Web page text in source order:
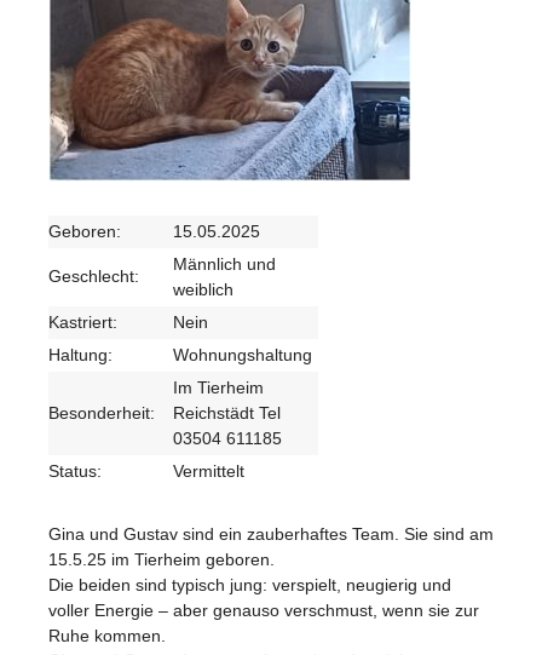
Geboren: 15.05.2025
Geschlecht:
Männlich und
weiblich
Kastriert:
Nein
Haltung:
Wohnungshaltung
Besonderheit:
Im Tierheim
Reichstädt Tel
03504 611185
Status:
Vermittelt
Gina und Gustav sind ein zauberhaftes Team. Sie sind am
15.5.25 im Tierheim geboren.
Die beiden sind typisch jung: verspielt, neugierig und
voller Energie – aber genauso verschmust, wenn sie zur
Ruhe kommen.